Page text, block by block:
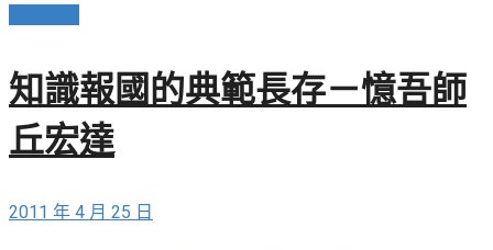
知識報國的典範長存－憶吾師
丘宏達
2011 年 4 月 25 日